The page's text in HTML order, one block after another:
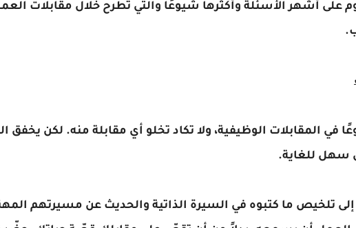
أشهر الأسئلة وأكثرها شيوعًا والتي تُطرح خلال مقابلات
في المقابلات الوظيفية، ولا تكاد تخلو أي مقابلة منه. لكن يخفق
سهل للغاية.
إلى تلخيص ما كتبوه في السيرة الذاتية والحديث عن مسيرتهم